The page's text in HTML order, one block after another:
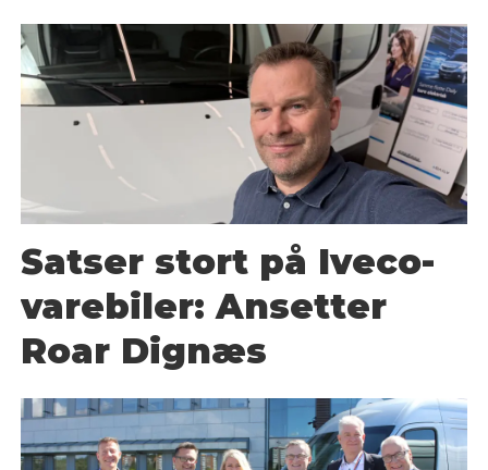
Satser stort på Iveco-
varebiler: Ansetter
Roar Dignæs